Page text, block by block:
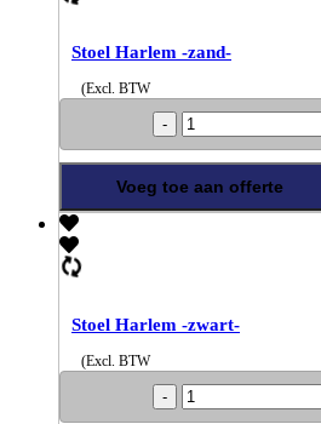
Stoel Harlem -zand-
(Excl. BTW
Stoel
Harlem
-
zand-
aantal
Voeg toe aan offerte
Stoel Harlem -zwart-
(Excl. BTW
Stoel
Harlem